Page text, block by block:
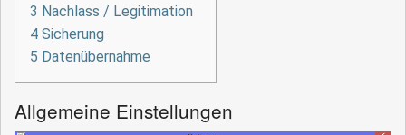
3 Nachlass / Legitimation
4 Sicherung
5 Datenübernahme
Allgemeine Einstellungen